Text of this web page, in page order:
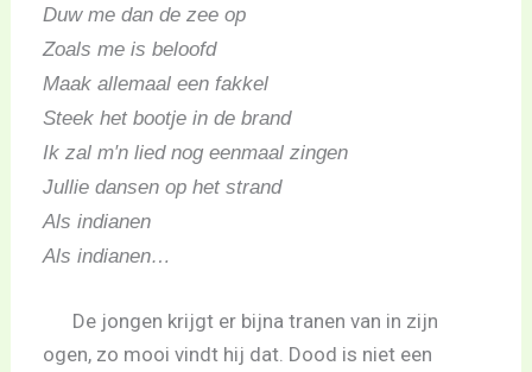
Duw me dan de zee op
Zoals me is beloofd
Maak allemaal een fakkel
Steek het bootje in de brand
Ik zal m′n lied nog eenmaal zingen
Jullie dansen op het strand
Als indianen
Als indianen…
De jongen krijgt er bijna tranen van in zijn
ogen, zo mooi vindt hij dat. Dood is niet een